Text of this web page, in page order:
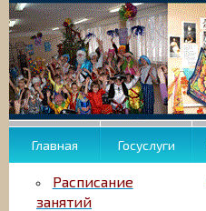
Главная Госуслуги
Расписание
занятий